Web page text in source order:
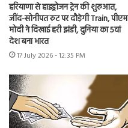
हरियाणा से हाइड्रोजन ट्रेन की शुरुआत,
जींद-सोनीपत रुट पर दौड़ेगी Train, पीएम
मोदी ने दिखाई हरी झंडी, दुनिया का 5वां
देश बना भारत
17 July 2026 - 12:35 PM